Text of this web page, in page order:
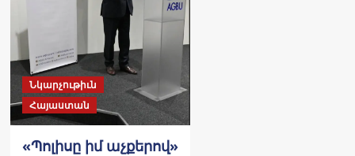
Նկարչութիւն
Հայաստան
«Պո­լիսը իմ աչ­քե­րով»